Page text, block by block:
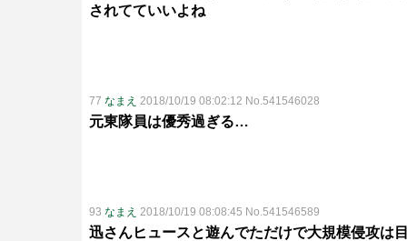
されてていいよね
77 なまえ 2018/10/19 08:02:12 No.541546028
元東隊員は優秀過ぎる…
93 なまえ 2018/10/19 08:08:45 No.541546589
迅さんヒュースと遊んでただけで大規模侵攻は